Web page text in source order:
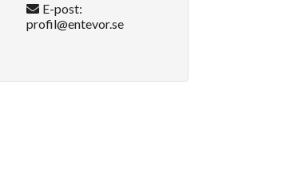
E-post:
profil@entevor.se